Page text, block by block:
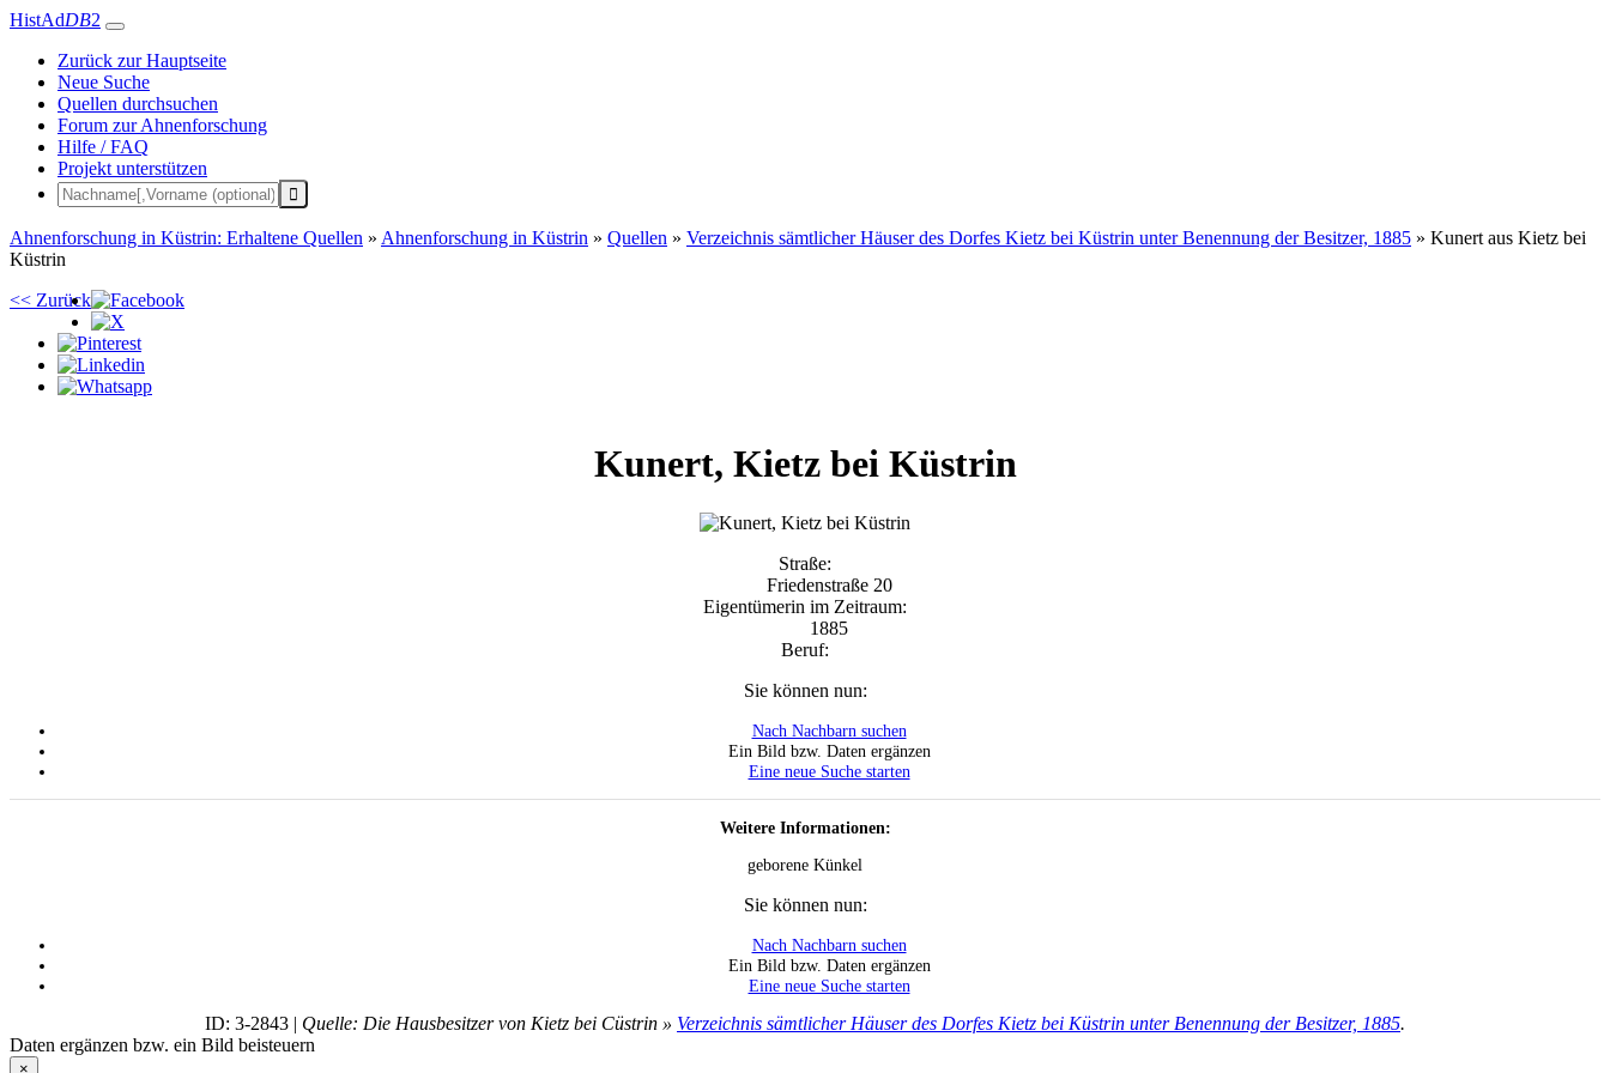
HistAdDB2
Zurück zur Hauptseite
Neue Suche
Quellen durchsuchen
Forum zur Ahnenforschung
Hilfe / FAQ
Projekt unterstützen
Ahnenforschung in Küstrin: Erhaltene Quellen » Ahnenforschung in Küstrin » Quellen » Verzeichnis sämtlicher Häuser des Dorfes Kietz bei Küstrin unter Benennung der Besitzer, 1885 » Kunert aus Kietz bei
Küstrin
<< Zurück
Kunert, Kietz bei Küstrin
Straße:
Friedenstraße 20
Eigentümerin im Zeitraum:
1885
Beruf:
Sie können nun:
Nach Nachbarn suchen
Ein Bild bzw. Daten ergänzen
Eine neue Suche starten
Weitere Informationen:
geborene Künkel
Sie können nun:
Nach Nachbarn suchen
Ein Bild bzw. Daten ergänzen
Eine neue Suche starten
ID: 3-2843 | Quelle: Die Hausbesitzer von Kietz bei Cüstrin » Verzeichnis sämtlicher Häuser des Dorfes Kietz bei Küstrin unter Benennung der Besitzer, 1885.
Daten ergänzen bzw. ein Bild beisteuern
×